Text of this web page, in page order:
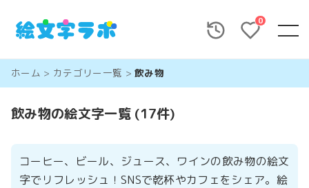
0
ホーム > カテゴリー一覧 >飲み物
飲み物の絵文字一覧 (17件)
コーヒー、ビール、ジュース、ワインの飲み物の絵文
字でリフレッシュ！SNSで乾杯やカフェをシェア。絵